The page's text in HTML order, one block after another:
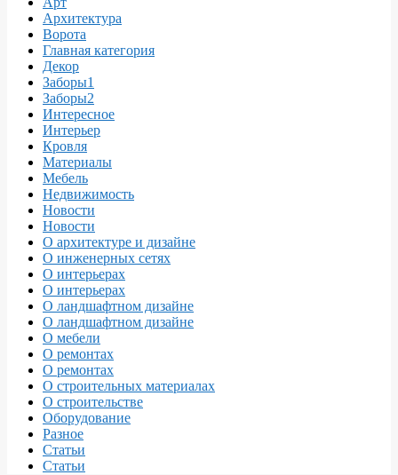
Архитектура
Ворота
Главная категория
Декор
Заборы1
Заборы2
Интересное
Интерьер
Кровля
Материалы
Мебель
Недвижимость
Новости
Новости
О архитектуре и дизайне
О инженерных сетях
О интерьерах
О интерьерах
О ландшафтном дизайне
О ландшафтном дизайне
О мебели
О ремонтах
О ремонтах
О строительных материалах
О строительстве
Оборудование
Разное
Статьи
Статьи